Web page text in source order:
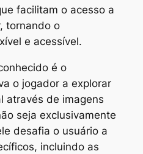
facilitam o acesso a
tornando o
e acessível.
é o
o jogador a explorar
através de imagens
seja exclusivamente
desafia o usuário a
incluindo as